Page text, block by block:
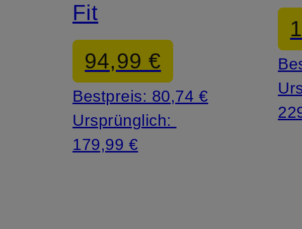
Fit
94,99 €
Bestpreis: 80,74 €
Ursprünglich:
179,99 €